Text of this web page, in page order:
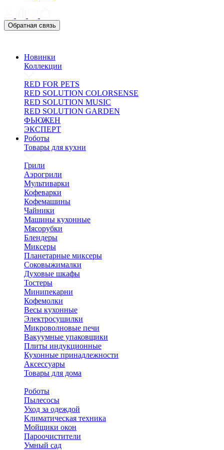
Обратная связь
Новинки
Коллекции
RED FOR PETS
RED SOLUTION COLORSENSE
RED SOLUTION MUSIC
RED SOLUTION GARDEN
ФЬЮЖЕН
ЭКСПЕРТ
Роботы
Товары для кухни
Грили
Аэрогрили
Мультиварки
Кофеварки
Кофемашины
Чайники
Машины кухонные
Мясорубки
Блендеры
Миксеры
Планетарные миксеры
Соковыжималки
Духовые шкафы
Тостеры
Минипекарни
Кофемолки
Весы кухонные
Электросушилки
Микроволновые печи
Вакуумные упаковщики
Плиты индукционные
Кухонные принадлежности
Аксессуары
Товары для дома
Роботы
Пылесосы
Уход за одеждой
Климатическая техника
Мойщики окон
Пароочистители
Умный сад